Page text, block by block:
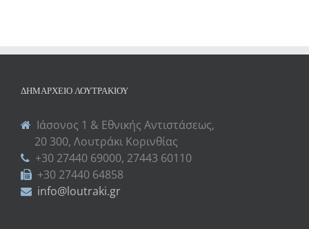
ΔΗΜΑΡΧΕΊΟ ΛΟΥΤΡΑΚΊΟΥ
Ιάσονος 1 & Εθνικής Αντιστάσεως,
20 300, Λουτράκι Κορινθίας
+30 27440 69000, 27443 60110
+30 27440 64858
info@loutraki.gr